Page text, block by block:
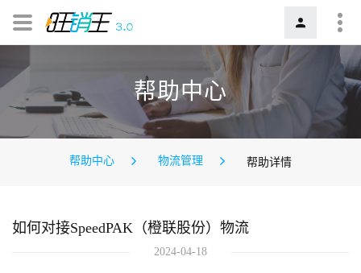
帮助中心
帮助中心 物流管理 帮助详情
如何对接SpeedPAK（橙联股份）物流
2024-04-18